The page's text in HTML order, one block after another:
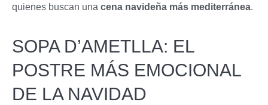
quienes buscan una cena navideña más mediterránea.
SOPA D’AMETLLA: EL
POSTRE MÁS EMOCIONAL
DE LA NAVIDAD